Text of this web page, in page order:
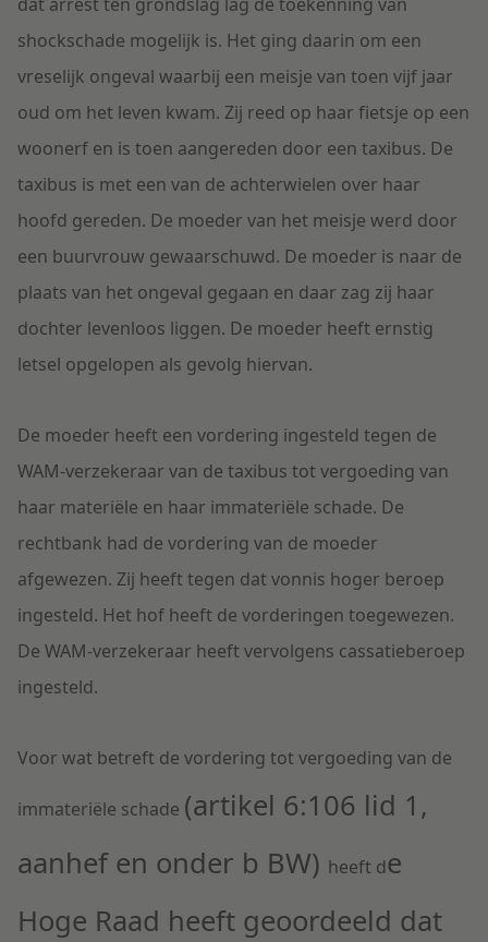
shockschade mogelijk is. Het ging daarin om een
vreselijk ongeval waarbij een meisje van toen vijf jaar
oud om het leven kwam. Zij reed op haar fietsje op een
woonerf en is toen aangereden door een taxibus. De
taxibus is met een van de achterwielen over haar
hoofd gereden. De moeder van het meisje werd door
een buurvrouw gewaarschuwd. De moeder is naar de
plaats van het ongeval gegaan en daar zag zij haar
dochter levenloos liggen. De moeder heeft ernstig
letsel opgelopen als gevolg hiervan.
De moeder heeft een vordering ingesteld tegen de
WAM-verzekeraar van de taxibus tot vergoeding van
haar materiële en haar immateriële schade. De
rechtbank had de vordering van de moeder
afgewezen. Zij heeft tegen dat vonnis hoger beroep
ingesteld. Het hof heeft de vorderingen toegewezen.
De WAM-verzekeraar heeft vervolgens cassatieberoep
ingesteld.
Voor wat betreft de vordering tot vergoeding van de
immateriële schade (artikel 6:106 lid 1,
aanhef en onder b BW) heeft de
Hoge Raad heeft geoordeeld dat